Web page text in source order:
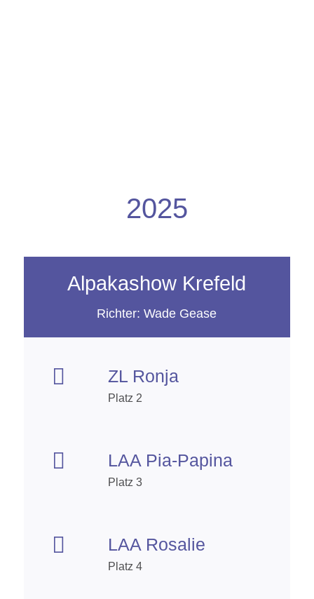
2025
Alpakashow Krefeld
Richter: Wade Gease
 ZL Ronja
Platz 2
 LAA Pia-Papina
Platz 3
 LAA Rosalie
Platz 4